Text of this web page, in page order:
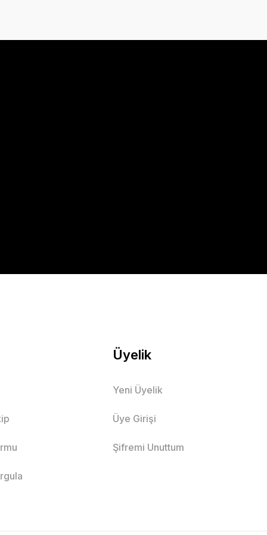
Üyelik
Yeni Üyelik
Üye Girişi
Şifremi Unuttum